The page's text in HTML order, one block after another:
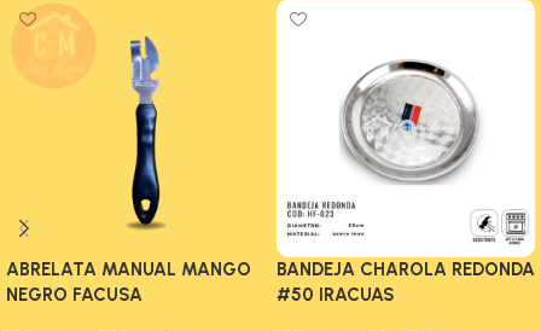
ABRELATA MANUAL MANGO
NEGRO FACUSA
BANDEJA CHAROLA REDONDA
#50 IRACUAS